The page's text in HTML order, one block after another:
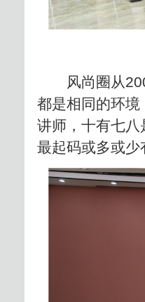
风尚圈从
都是相同的环
讲师，十有七
最起码或多或